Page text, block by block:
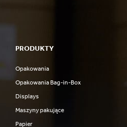
PRODUKTY
Opakowania
Opakowania Bag-in-Box
Displays
Maszyny pakujące
Papier